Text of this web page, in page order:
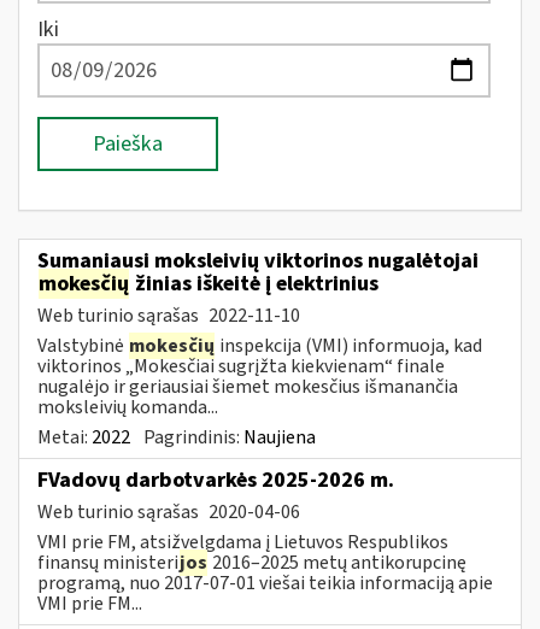
Iki
Paieška
Sumaniausi moksleivių viktorinos nugalėtojai
mokesčių žinias iškeitė į elektrinius
Web turinio sąrašas 2022-11-10
Valstybinė mokesčių inspekcija (VMI) informuoja, kad
viktorinos „Mokesčiai sugrįžta kiekvienam“ finale
nugalėjo ir geriausiai šiemet mokesčius išmanančia
moksleivių komanda...
Metai: 2022 Pagrindinis: Naujiena
FVadovų darbotvarkės 2025-2026 m.
Web turinio sąrašas 2020-04-06
VMI prie FM, atsižvelgdama į Lietuvos Respublikos
finansų ministerijos 2016–2025 metų antikorupcinę
programą, nuo 2017-07-01 viešai teikia informaciją apie
VMI prie FM...